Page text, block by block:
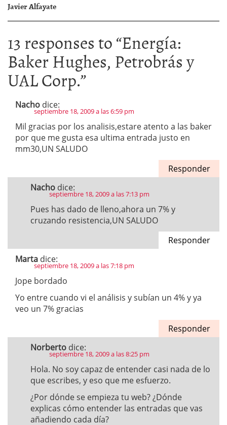
Javier Alfayate
13 responses to “Energía:
Baker Hughes, Petrobrás y
UAL Corp.”
Nacho dice:
septiembre 18, 2009 a las 6:59 pm
Mil gracias por los analisis,estare atento a las baker
por que me gusta esa ultima entrada justo en
mm30,UN SALUDO
Responder
Nacho dice:
septiembre 18, 2009 a las 7:13 pm
Pues has dado de lleno,ahora un 7% y
cruzando resistencia,UN SALUDO
Responder
Marta dice:
septiembre 18, 2009 a las 7:18 pm
Jope bordado
Yo entre cuando vi el análisis y subían un 4% y ya
veo un 7% gracias
Responder
Norberto dice:
septiembre 18, 2009 a las 8:25 pm
Hola. No soy capaz de entender casi nada de lo
que escribes, y eso que me esfuerzo.
¿Por dónde se empieza tu web? ¿Dónde
explicas cómo entender las entradas que vas
añadiendo cada día?